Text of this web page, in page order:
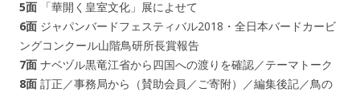
5面 「華開く皇室文化」展によせて
6面 ジャパンバードフェスティバル2018・全日本バードカービ
ングコンクール山階鳥研所長賞報告
7面 ナベヅル黒竜江省から四国への渡りを確認／テーマトーク
8面 訂正／事務局から（賛助会員／ご寄附）／編集後記／鳥の